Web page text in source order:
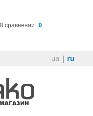
В сравнении 0
ua | ru